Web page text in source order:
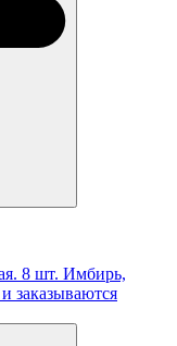
8 шт. Имбирь,
заказываются